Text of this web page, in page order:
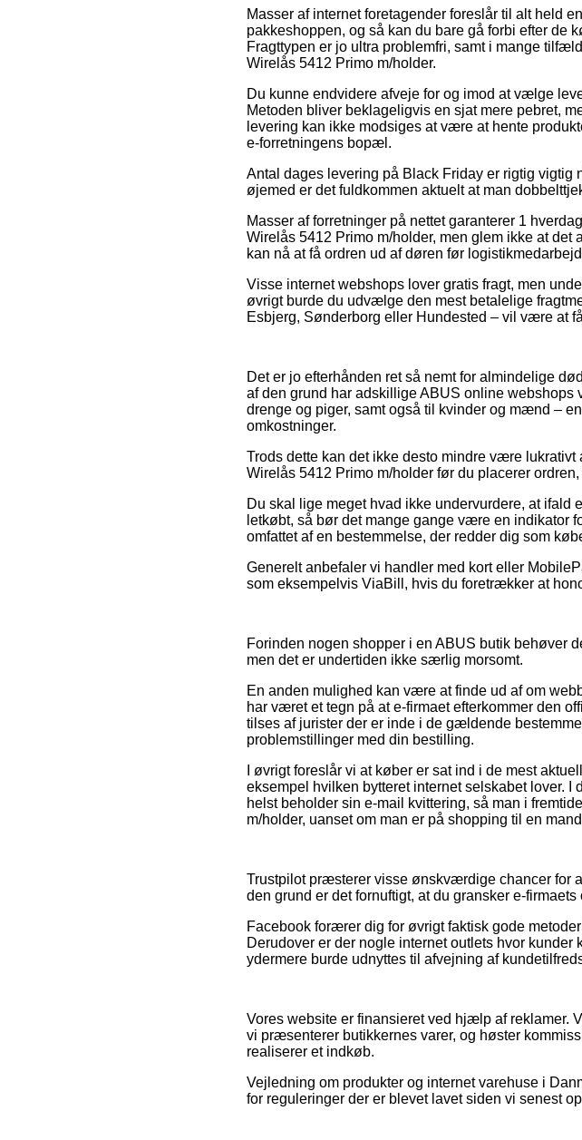
Masser af internet foretagender foreslår til alt held
pakkeshoppen, og så kan du bare gå forbi efter de
Fragttypen er jo ultra problemfri, samt i mange
Wirelås 5412 Primo m/holder.
Du kunne endvidere afveje for og imod at vælge
Metoden bliver beklageligvis en sjat mere pebret,
levering kan ikke modsiges at være at hente
e-forretningens bopæl.
Antal dages levering på Black Friday er rigtig vigtig
øjemed er det fuldkommen aktuelt at man
Masser af forretninger på nettet garanterer 1
Wirelås 5412 Primo m/holder, men glem ikke at
kan nå at få ordren ud af døren før
Visse internet webshops lover gratis fragt, men
øvrigt burde du udvælge den mest betalelige
Esbjerg, Sønderborg eller Hundested – vil være at
Det er jo efterhånden ret så nemt for almindelige
af den grund har adskillige ABUS online
drenge og piger, samt også til kvinder og mænd –
omkostninger.
Trods dette kan det ikke desto mindre være
Wirelås 5412 Primo m/holder før du placerer
Du skal lige meget hvad ikke undervurdere, at ifald
letkøbt, så bør det mange gange være en indikator
omfattet af en bestemmelse, der redder dig som
Generelt anbefaler vi handler med kort eller
som eksempelvis ViaBill, hvis du foretrækker at
Forinden nogen shopper i en ABUS butik behøver
men det er undertiden ikke særlig morsomt.
En anden mulighed kan være at finde ud af om
har været et tegn på at e-firmaet efterkommer den
tilses af jurister der er inde i de gældende
problemstillinger med din bestilling.
I øvrigt foreslår vi at køber er sat ind i de mest
eksempel hvilken bytteret internet selskabet lover. I
helst beholder sin e-mail kvittering, så man i
m/holder, uanset om man er på shopping til en
Trustpilot præsterer visse ønskværdige chancer for
den grund er det fornuftigt, at du gransker e-
Facebook forærer dig for øvrigt faktisk gode
Derudover er der nogle internet outlets hvor
ydermere burde udnyttes til afvejning af
Vores website er finansieret ved hjælp af reklamer.
vi præsenterer butikkernes varer, og høster
realiserer et indkøb.
Vejledning om produkter og internet varehuse i
for reguleringer der er blevet lavet siden vi senest